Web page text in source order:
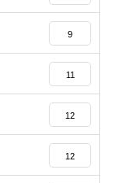
9
11
12
12